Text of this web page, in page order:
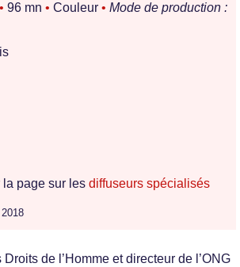
• 96 mn • Couleur • Mode de production :
page sur les diffuseurs spécialisés
de l’Homme et directeur de l’ONG